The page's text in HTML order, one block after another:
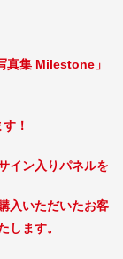
真集 Milestone」
！
イン入りパネルを
入いただいたお客
します。